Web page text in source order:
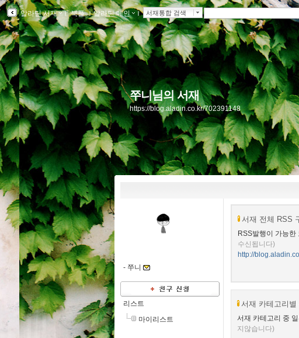
알라딘 서재 ｌ북플ｌ알라딘 메인 ｌ 서재통합 검색
쭈니님의 서재
https://blog.aladin.co.kr/702391148
- 쭈니
리스트
마이리스트
서재 전체 RSS
RSS발행이 가능
수신됩니다)
http://
서재 카테고리
서재 카테고리 중
지않습니다)